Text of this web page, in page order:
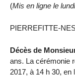
(Mis en ligne le
PIERREFITTE-
Décès de
ans. La cérémonie
2017, à 14 h 30, en